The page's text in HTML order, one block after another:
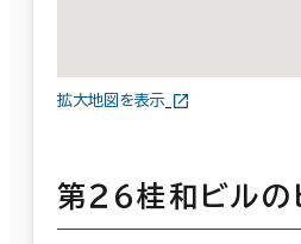
拡大地図を表示
第２６桂和ビル